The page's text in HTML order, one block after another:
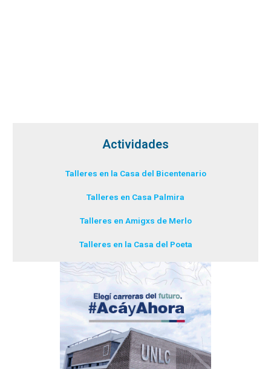
Actividades
Talleres en la Casa del Bicentenario
Talleres en Casa Palmira
Talleres en Amigxs de Merlo
Talleres en la Casa del Poeta